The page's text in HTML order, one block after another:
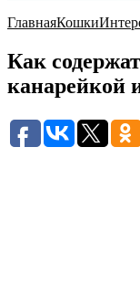
ГлавнаяКошки
Как
канарейкой